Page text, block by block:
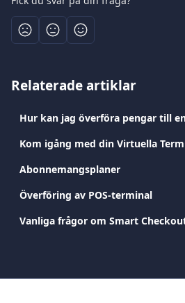
Relaterade artiklar
Hur kan jag överföra pengar till
Kom igång med din Virtuella
Abonnemangsplaner
Överföring av POS-terminal
Vanliga frågor om Smart